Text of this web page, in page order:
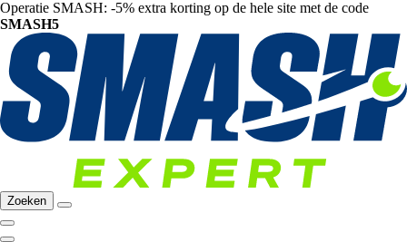
Operatie SMASH: -5% extra korting op de hele site met de code
SMASH5
Zoeken